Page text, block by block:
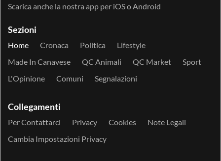
Scarica anche la nostra app per iOSoAndroid
Sezioni
Home Cronaca Politica
Lifestyle
Made In Canavese
QC Animali QC Market
Sport
L'Opinione
Comuni Segnalazioni
Collegamenti
Per Contattarci Privacy Cookies
Note Legali
Cambia Impostazioni Privacy